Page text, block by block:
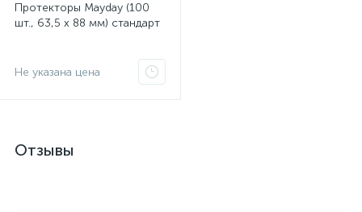
Протекторы Mayday (100
шт., 63,5 x 88 мм) стандарт
Не указана цена
Отзывы